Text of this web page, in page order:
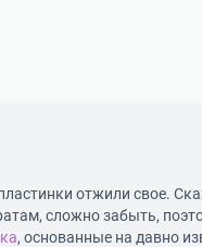
отжили свое.
сложно забыть,
, основанные на давно